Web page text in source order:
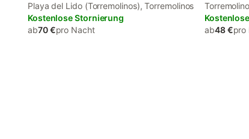
Playa del Lido (Torremolinos), Torremolinos
Kostenlose Stornierung
ab70 €pro Nacht
ab48 €pro